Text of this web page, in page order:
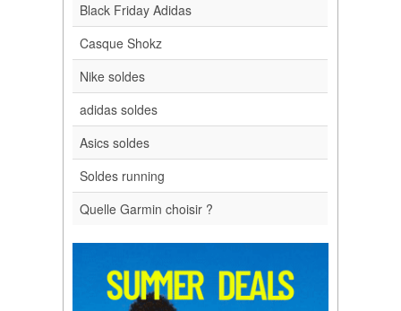
Black Friday Adidas
Casque Shokz
Nike soldes
adidas soldes
Asics soldes
Soldes running
Quelle Garmin choisir ?